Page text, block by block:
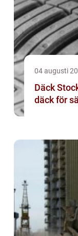
04 augusti
Däck
däck för